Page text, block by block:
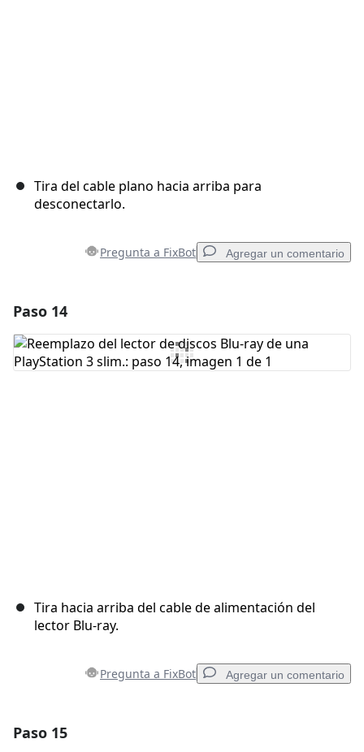
Tira del cable plano hacia arriba para
desconectarlo.
Pregunta a FixBot Agregar un comentario
Agregar Comentario
Paso 14
Tira hacia arriba del cable de alimentación del
lector Blu-ray.
Pregunta a FixBot Agregar un comentario
Paso 15